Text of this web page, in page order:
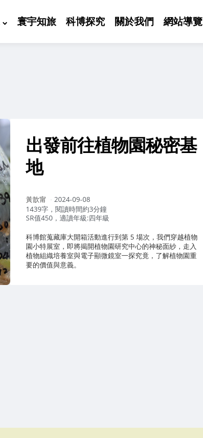
寰宇知旅 科博探究 關於我們 網站導覽
出發前往植物園秘密基
地
作
者：
黃歆甯
2024-09-08
1439字，閱讀時間約3分鐘
SR值450，適讀年級:四年級
科博館蒐藏庫大開箱活動進行到第 5 場次，我們穿越植物
園小特展室，即將揭開植物園研究中心的神秘面紗，走入
植物組織培養室與電子顯微鏡室一探究竟，了解植物園重
要的價值與意義。